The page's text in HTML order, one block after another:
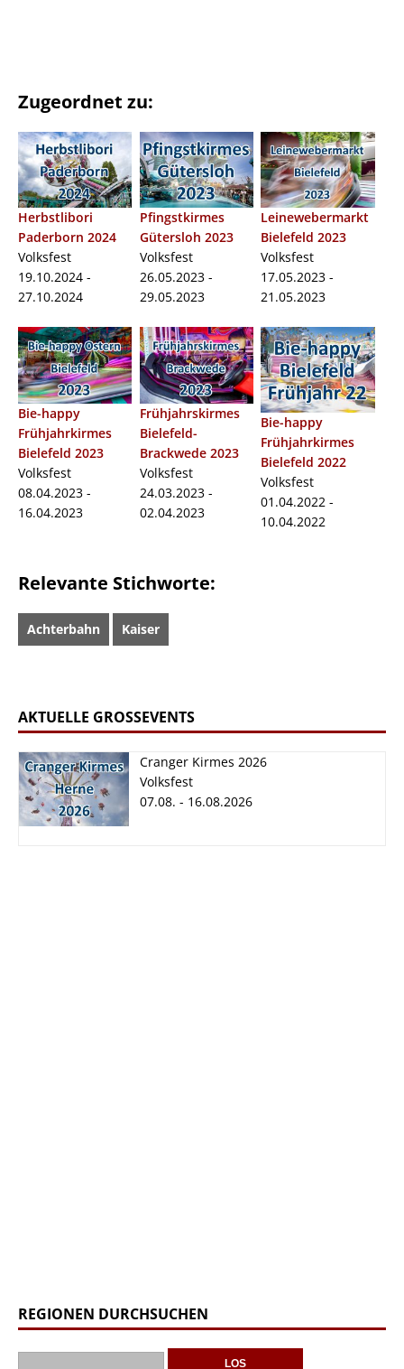
Zugeordnet zu:
Herbstlibori
Paderborn 2024
Volksfest
19.10.2024 -
27.10.2024
Bie-happy
Frühjahrkirmes
Bielefeld 2023
Volksfest
08.04.2023 -
16.04.2023
Pfingstkirmes
Gütersloh 2023
Volksfest
26.05.2023 -
29.05.2023
Frühjahrskirmes
Bielefeld-
Brackwede 2023
Volksfest
24.03.2023 -
02.04.2023
Leinewebermarkt
Bielefeld 2023
Volksfest
17.05.2023 -
21.05.2023
Bie-happy
Frühjahrkirmes
Bielefeld 2022
Volksfest
01.04.2022 -
10.04.2022
Relevante Stichworte:
Achterbahn Kaiser
AKTUELLE GROSSEVENTS
Cranger Kirmes 2026
Volksfest
07.08. - 16.08.2026
REGIONEN DURCHSUCHEN